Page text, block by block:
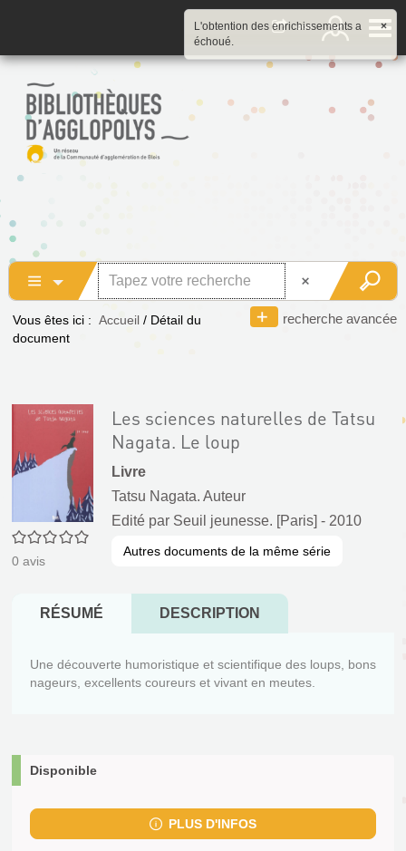
recherche avancée
Vous êtes ici : Accueil / Détail du
document
0/5
0 avis
Les sciences naturelles de Tatsu
Nagata. Le loup
Livre
Tatsu Nagata. Auteur
Edité par Seuil jeunesse. [Paris] - 2010
Autres documents de la même série
RÉSUMÉ DESCRIPTION
Une découverte humoristique et scientifique des loups, bons
nageurs, excellents coureurs et vivant en meutes.
Disponible
PLUS D'INFOS
×
L'obtention des enrichissements a
échoué.